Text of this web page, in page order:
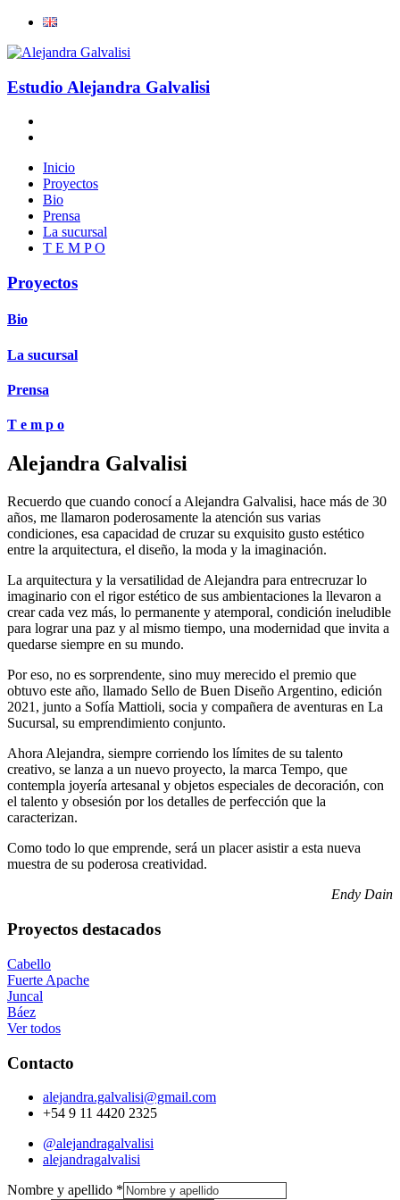
Estudio Alejandra Galvalisi
Inicio
Proyectos
Bio
Prensa
La sucursal
T E M P O
Proyectos
Bio
La sucursal
Prensa
T e m p o
Alejandra Galvalisi
Recuerdo que cuando conocí a Alejandra Galvalisi, hace más de 30
años, me llamaron poderosamente la atención sus varias
condiciones, esa capacidad de cruzar su exquisito gusto estético
entre la arquitectura, el diseño, la moda y la imaginación.
La arquitectura y la versatilidad de Alejandra para entrecruzar lo
imaginario con el rigor estético de sus ambientaciones la llevaron a
crear cada vez más, lo permanente y atemporal, condición ineludible
para lograr una paz y al mismo tiempo, una modernidad que invita a
quedarse siempre en su mundo.
Por eso, no es sorprendente, sino muy merecido el premio que
obtuvo este año, llamado Sello de Buen Diseño Argentino, edición
2021, junto a Sofía Mattioli, socia y compañera de aventuras en La
Sucursal, su emprendimiento conjunto.
Ahora Alejandra, siempre corriendo los límites de su talento
creativo, se lanza a un nuevo proyecto, la marca Tempo, que
contempla joyería artesanal y objetos especiales de decoración, con
el talento y obsesión por los detalles de perfección que la
caracterizan.
Como todo lo que emprende, será un placer asistir a esta nueva
muestra de su poderosa creatividad.
Endy Dain
Proyectos destacados
Cabello
Fuerte Apache
Juncal
Báez
Ver todos
Contacto
alejandra.galvalisi@gmail.com
+54 9 11 4420 2325
@alejandragalvalisi
alejandragalvalisi
Nombre y apellido *